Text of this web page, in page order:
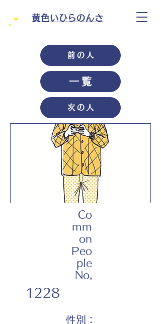
黄色いひらのんさ
前の人
一覧
次の人
Co
mm
on
Peo
ple
No,
1228
性別：